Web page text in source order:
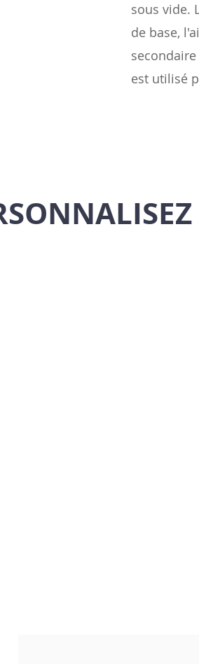
sous vide.
de base,
est utilisé